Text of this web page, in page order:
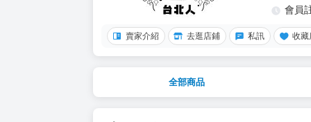
會員
賣家介紹 去逛店鋪 私訊 收藏
全部商品